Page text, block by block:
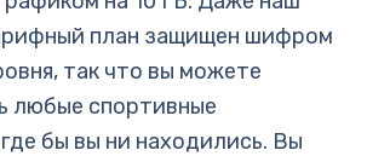
план защищен шифром
так что вы можете
любые спортивные
бы вы ни находились. Вы